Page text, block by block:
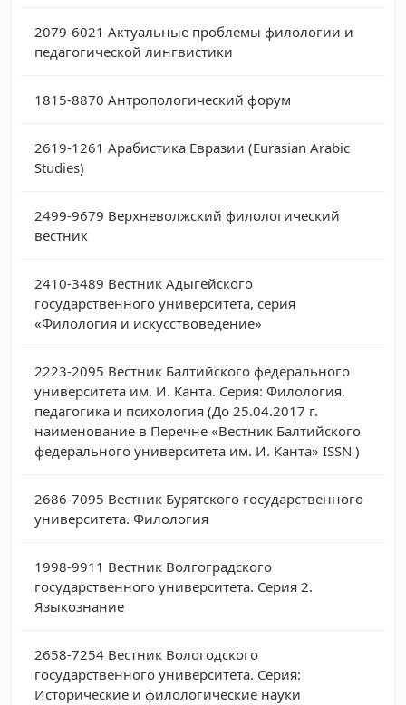
2079-6021 Актуальные проблемы филологии и
педагогической лингвистики
1815-8870 Антропологический форум
2619-1261 Арабистика Евразии (Eurasian Arabic
Studies)
2499-9679 Верхневолжский филологический
вестник
2410-3489 Вестник Адыгейского
государственного университета, серия
«Филология и искусствоведение»
2223-2095 Вестник Балтийского федерального
университета им. И. Канта. Серия: Филология,
педагогика и психология (До 25.04.2017 г.
наименование в Перечне «Вестник Балтийского
федерального университета им. И. Канта» ISSN )
2686-7095 Вестник Бурятского государственного
университета. Филология
1998-9911 Вестник Волгоградского
государственного университета. Серия 2.
Языкознание
2658-7254 Вестник Вологодского
государственного университета. Серия:
Исторические и филологические науки